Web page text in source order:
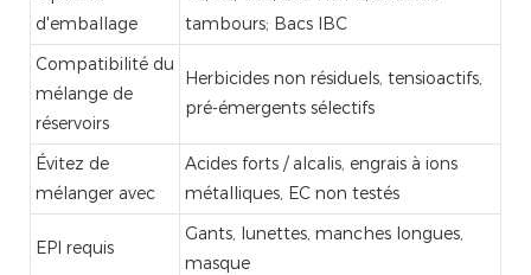
d'emballage
tambours; Bacs IBC
Compatibilité du
mélange de
réservoirs
Herbicides non résiduels, tensioactifs,
pré-émergents sélectifs
Évitez de
mélanger avec
Acides forts / alcalis, engrais à ions
métalliques, EC non testés
EPI requis
Gants, lunettes, manches longues,
masque